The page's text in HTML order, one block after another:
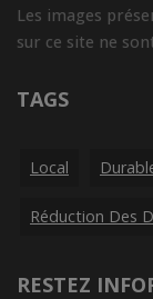
Les images
sur ce site ne
TAGS
Local
Réduction Des
RESTEZ